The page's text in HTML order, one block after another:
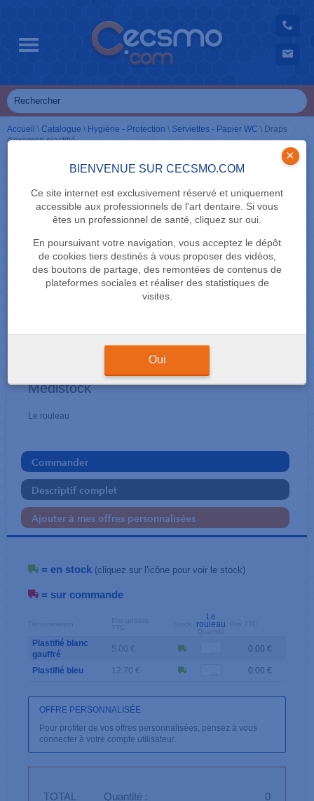
BIENVENUE SUR CECSMO.COM
Ce site internet est exclusivement réservé et uniquement
accessible aux professionnels de l'art dentaire. Si vous
êtes un professionnel de santé, cliquez sur oui.
En poursuivant votre navigation, vous acceptez le dépôt
de cookies tiers destinés à vous proposer des vidéos,
des boutons de partage, des remontées de contenus de
plateformes sociales et réaliser des statistiques de
visites.
×
Oui
Accueil \ Catalogue \ Hygiène - Protection \ Serviettes - Papier WC \ Draps
d'examen plastifié
Draps d'examen plastifié
Medistock
Le rouleau
Commander
Descriptif complet
Ajouter à mes offres personnalisées
= en stock (cliquez sur l'icône pour voir le stock)
= sur commande
Le
rouleau
Plastifié blanc
gauffré
5.00 € 0.00 €
Plastifié bleu 12.70 € 0.00 €
OFFRE PERSONNALISÉE
Pour profiter de vos offres personnalisées, pensez à vous
connecter à votre compte utilisateur.
TOTAL Quantité :
0